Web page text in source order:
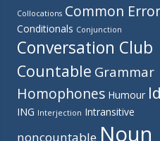
Collocations Common
Conditionals Conjunction
Conversation Club
Countable Grammar
Homophones Humour
ING Interjection Intransitive
noncountable Noun